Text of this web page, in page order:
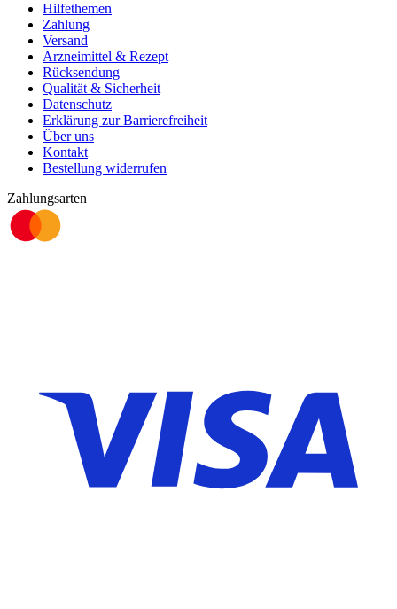
Hilfethemen
Zahlung
Versand
Arzneimittel & Rezept
Rücksendung
Qualität & Sicherheit
Datenschutz
Erklärung zur Barrierefreiheit
Über uns
Kontakt
Bestellung widerrufen
Zahlungsarten